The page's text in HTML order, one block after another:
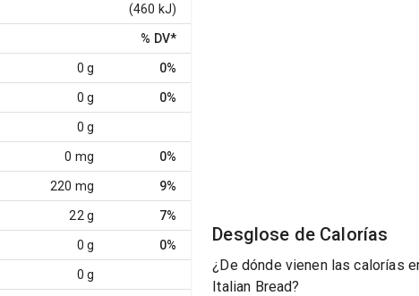
(460 kJ)
% DV*
0 g 0%
0 g 0%
0 g
0 mg 0%
220 mg 9%
22 g 7%
0 g 0%
0 g
Desglose de Calorías
¿De dónde vienen las calorías
Italian Bread?